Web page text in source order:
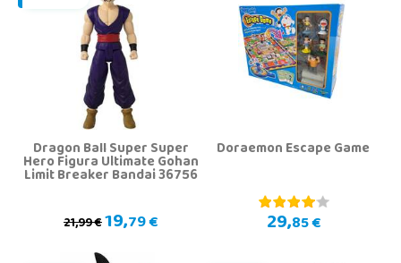
Dragon Ball Super Super
Hero Figura Ultimate Gohan
Limit Breaker Bandai 36756
21,99 €19,79 €
Doraemon Escape Game
29,85 €